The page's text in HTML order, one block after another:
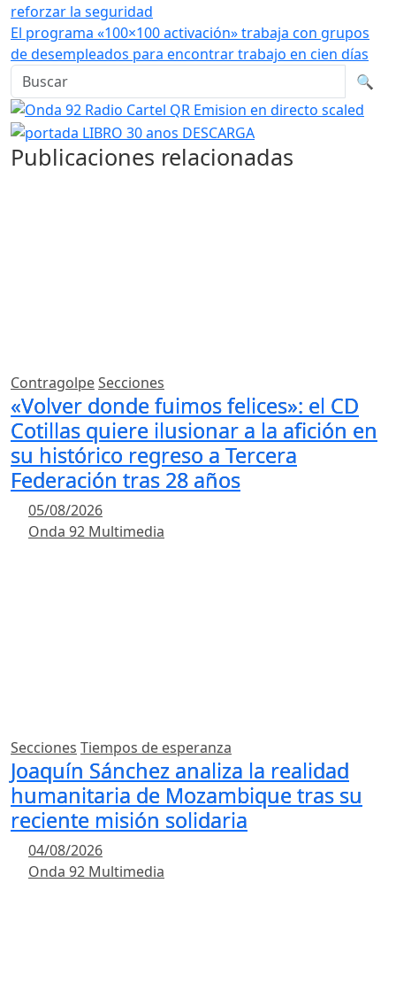
reforzar la seguridad
El programa «100×100 activación» trabaja con grupos
de desempleados para encontrar trabajo en cien días
Buscar en la web
🔍
Publicaciones relacionadas
ContragolpeSecciones
«Volver donde fuimos felices»: el CD
Cotillas quiere ilusionar a la afición en
su histórico regreso a Tercera
Federación tras 28 años
05/08/2026
Onda 92 Multimedia
Secciones Tiempos de esperanza
Joaquín Sánchez analiza la realidad
humanitaria de Mozambique tras su
reciente misión solidaria
04/08/2026
Onda 92 Multimedia